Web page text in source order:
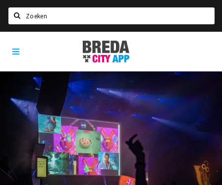
Home
Agenda
Party pics
Nieuws, interviews & blogs
Drinken
Slapen
Breda
City
App